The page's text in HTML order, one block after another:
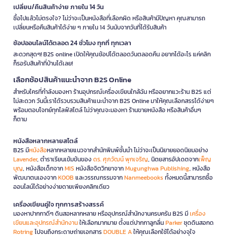
เปลี่ยน/คืนสินค้าง่าย ภายใน 14 วัน
ซื้อไปแล้วไม่ตรงใจ? ไม่ว่าจะเป็นหนังสือที่เลือกผิด หรือสินค้ามีปัญหา คุณสามารถ
เปลี่ยนหรือคืนสินค้าได้ง่าย ๆ ภายใน 14 วันนับจากวันที่ได้รับสินค้า
ช้อปออนไลน์ได้ตลอด 24 ชั่วโมง ทุกที่ ทุกเวลา
สะดวกสุดๆ! B2S online เปิดให้คุณช้อปได้ตลอดวันตลอดคืน อยากได้อะไร แค่คลิก
ก็รอรับสินค้าที่บ้านได้เลย!
เลือกช้อปสินค้าแนะนำจาก B2S Online
สำหรับใครที่กำลังมองหา ร้านอุปกรณ์เครื่องเขียนใกล้ฉัน หรืออยากแวะร้าน B2S แต่
ไม่สะดวก วันนี้เราได้รวบรวมสินค้าแนะนำจาก B2S Online มาให้คุณเลือกสรรได้ง่ายๆ
พร้อมตอบโจทย์ทุกไลฟ์สไตล์ ไม่ว่าคุณจะมองหา ร้านขายหนังสือ หรือสินค้าอื่นๆ
ก็ตาม
หนังสือหลากหลายสไตล์
B2S มีหนังสือหลากหลายแนวจากสำนักพิมพ์ชั้นนำ ไม่ว่าจะเป็นนิยายยอดนิยมอย่าง
Lavender, ตำราเรียนเข้มข้นของดร. ศุภวัฒน์ พุกเจริญ, นิตยสารอัปเดตจากเพ็ญ
บุญ, หนังสือเด็กจากMIS หนังสือจิตวิทยาจากMugunghwa Publishing, หนังสือ
พัฒนาตนเองจากKOOB และวรรณกรรมจากNanmeebooks ทั้งหมดนี้สามารถซื้อ
ออนไลน์ได้อย่างง่ายดายเพียงคลิกเดียว
เครื่องเขียนคู่ใจ ทุกการสร้างสรรค์
มองหาปากกาดีๆ ดินสอหลากหลาย หรืออุปกรณ์สำนักงานครบครัน B2S มีเครื่อง
เขียนและอุปกรณ์สำนักงานให้เลือกมากมาย ตั้งแต่ปากกาลูกลื่นParkerชุดดินสอกด
Rotringไปจนถึงกระดาษถ่ายเอกสารDOUBLE Aให้คุณเลือกใช้ได้อย่างจุใจ